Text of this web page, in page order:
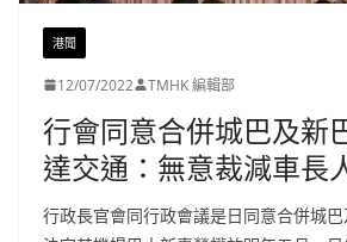
港聞
12/07/2022 TMHK 編輯部
行會同意合併城巴及新
達交通：無意裁減車長
行政長官會同行政會議是日同意合併城